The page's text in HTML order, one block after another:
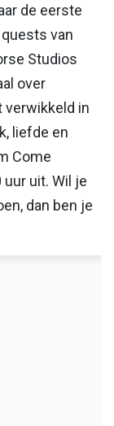
de eerste
van
Studios
over
verwikkeld in
liefde en
Come
uit. Wil je
dan ben je